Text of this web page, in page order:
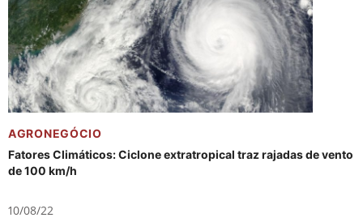
AGRONEGÓCIO
Fatores Climáticos: Ciclone extratropical traz rajadas de vento
de 100 km/h
10/08/22